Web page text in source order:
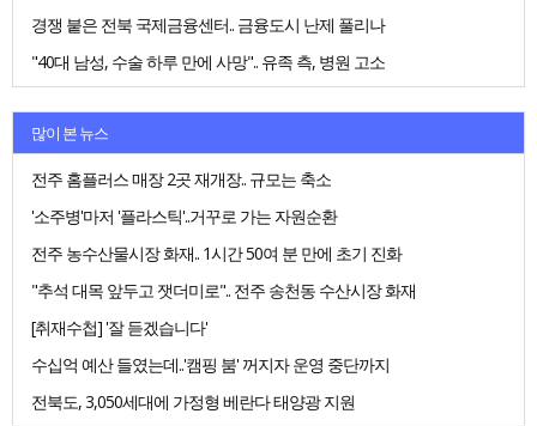
경쟁 붙은 전북 국제금융센터.. 금융도시 난제 풀리나
"40대 남성, 수술 하루 만에 사망".. 유족 측, 병원 고소
많이 본 뉴스
전주 홈플러스 매장 2곳 재개장.. 규모는 축소
'소주병'마저 '플라스틱'..거꾸로 가는 자원순환
전주 농수산물시장 화재.. 1시간 50여 분 만에 초기 진화
"추석 대목 앞두고 잿더미로".. 전주 송천동 수산시장 화재
[취재수첩] '잘 듣겠습니다'
수십억 예산 들였는데..'캠핑 붐' 꺼지자 운영 중단까지
전북도, 3,050세대에 가정형 베란다 태양광 지원